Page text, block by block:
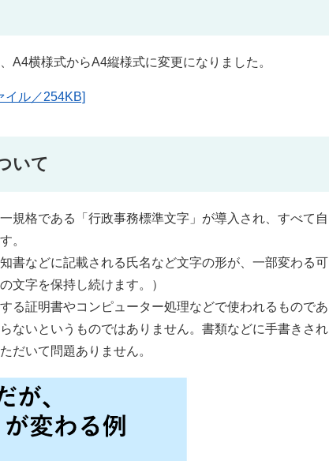
横様式からA4縦様式に変更になりました。
イル／254KB]
いて
規格である「行政事務標準文字」が導入され、すべて自
。
書などに記載される氏名など文字の形が、一部変わる可
文字を保持し続けます。）
る証明書やコンピューター処理などで使われるものであ
ないというものではありません。書類などに手書きされ
だいて問題ありません。